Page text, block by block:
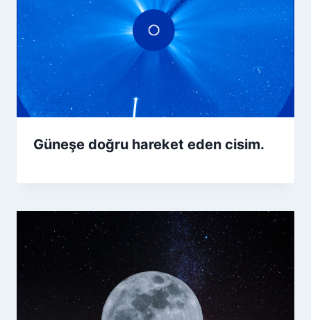
Güneşe doğru hareket eden cisim.